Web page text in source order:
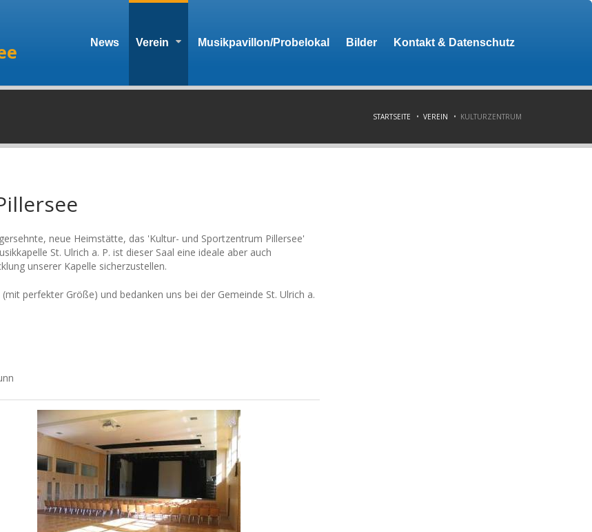
News Verein Musikpavillon/Probelokal Bilder Kontakt & Datenschutz
STARTSEITE VEREIN KULTURZENTRUM
neue Heimstätte, das 'Kultur- und Sportzentrum Pillersee'
St. Ulrich a. P. ist dieser Saal eine ideale aber auch
unserer Kapelle sicherzustellen.
perfekter Größe) und bedanken uns bei der Gemeinde St. Ulrich a.